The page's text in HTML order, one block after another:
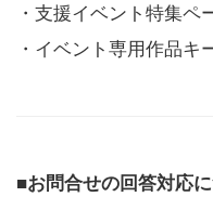
・支援イベント特集ペ
・イベント専用作品キ
■お問合せの回答対応